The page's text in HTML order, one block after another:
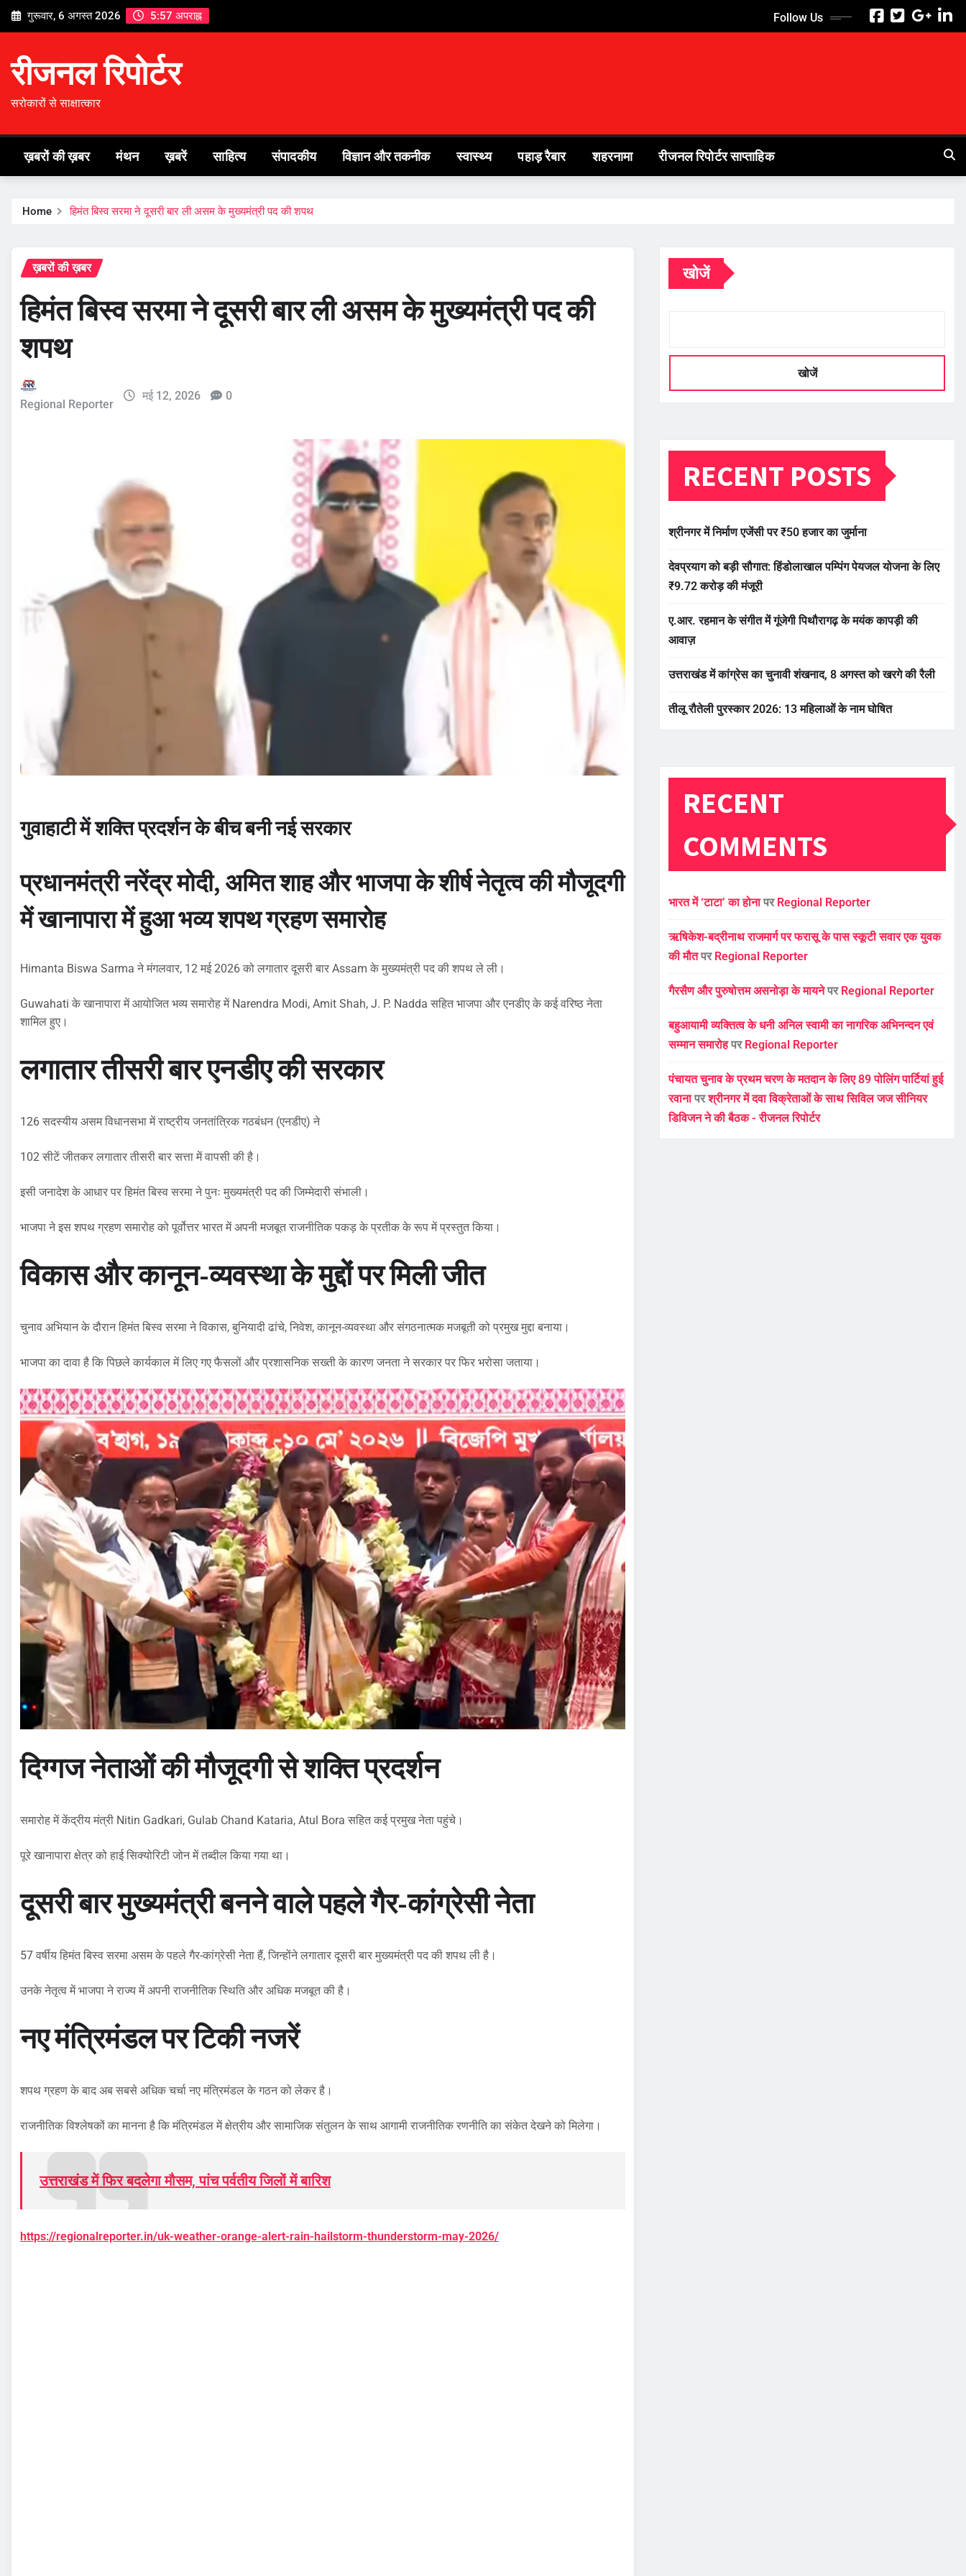
Skip
गुरूवार, 6 अगस्त 2026 5:57 अपराह्न Follow Us
रीजनल रिपोर्टर
सरोकारों से साक्षात्कार
ख़बरों की ख़बर मंथन ख़बरें साहित्य संपादकीय विज्ञान और तकनीक स्वास्थ्य पहाड़ रैबार शहरनामा रीजनल रिपोर्टर साप्ताहिक
Home हिमंत बिस्व सरमा ने दूसरी बार ली असम के मुख्यमंत्री पद की शपथ
ख़बरों की ख़बर
हिमंत बिस्व सरमा ने दूसरी बार ली असम के मुख्यमंत्री पद की
शपथ
Regional Reporter
मई 12, 2026 0
गुवाहाटी में शक्ति प्रदर्शन के बीच बनी नई सरकार
प्रधानमंत्री नरेंद्र मोदी, अमित शाह और भाजपा के शीर्ष नेतृत्व की मौजूदगी
में खानापारा में हुआ भव्य शपथ ग्रहण समारोह
Himanta Biswa Sarma ने मंगलवार, 12 मई 2026 को लगातार दूसरी बार Assam के मुख्यमंत्री पद की शपथ ले ली।
Guwahati के खानापारा में आयोजित भव्य समारोह में Narendra Modi, Amit Shah, J. P. Nadda सहित भाजपा और एनडीए के कई वरिष्ठ नेता
शामिल हुए।
लगातार तीसरी बार एनडीए की सरकार
126 सदस्यीय असम विधानसभा में राष्ट्रीय जनतांत्रिक गठबंधन (एनडीए) ने
102 सीटें जीतकर लगातार तीसरी बार सत्ता में वापसी की है।
इसी जनादेश के आधार पर हिमंत बिस्व सरमा ने पुनः मुख्यमंत्री पद की जिम्मेदारी संभाली।
भाजपा ने इस शपथ ग्रहण समारोह को पूर्वोत्तर भारत में अपनी मजबूत राजनीतिक पकड़ के प्रतीक के रूप में प्रस्तुत किया।
विकास और कानून-व्यवस्था के मुद्दों पर मिली जीत
चुनाव अभियान के दौरान हिमंत बिस्व सरमा ने विकास, बुनियादी ढांचे, निवेश, कानून-व्यवस्था और संगठनात्मक मजबूती को प्रमुख मुद्दा बनाया।
भाजपा का दावा है कि पिछले कार्यकाल में लिए गए फैसलों और प्रशासनिक सख्ती के कारण जनता ने सरकार पर फिर भरोसा जताया।
दिग्गज नेताओं की मौजूदगी से शक्ति प्रदर्शन
समारोह में केंद्रीय मंत्री Nitin Gadkari, Gulab Chand Kataria, Atul Bora सहित कई प्रमुख नेता पहुंचे।
पूरे खानापारा क्षेत्र को हाई सिक्योरिटी जोन में तब्दील किया गया था।
दूसरी बार मुख्यमंत्री बनने वाले पहले गैर-कांग्रेसी नेता
57 वर्षीय हिमंत बिस्व सरमा असम के पहले गैर-कांग्रेसी नेता हैं, जिन्होंने लगातार दूसरी बार मुख्यमंत्री पद की शपथ ली है।
उनके नेतृत्व में भाजपा ने राज्य में अपनी राजनीतिक स्थिति और अधिक मजबूत की है।
नए मंत्रिमंडल पर टिकी नजरें
शपथ ग्रहण के बाद अब सबसे अधिक चर्चा नए मंत्रिमंडल के गठन को लेकर है।
राजनीतिक विश्लेषकों का मानना है कि मंत्रिमंडल में क्षेत्रीय और सामाजिक संतुलन के साथ आगामी राजनीतिक रणनीति का संकेत देखने को मिलेगा।
उत्तराखंड में फिर बदलेगा मौसम, पांच पर्वतीय जिलों में बारिश
https://regionalreporter.in/uk-weather-orange-alert-rain-hailstorm-thunderstorm-may-2026/
खोजें
खोजें
RECENT POSTS
श्रीनगर में निर्माण एजेंसी पर ₹50 हजार का जुर्माना
देवप्रयाग को बड़ी सौगात: हिंडोलाखाल पम्पिंग पेयजल योजना के लिए
₹9.72 करोड़ की मंजूरी
ए.आर. रहमान के संगीत में गूंजेगी पिथौरागढ़ के मयंक कापड़ी की
आवाज़
उत्तराखंड में कांग्रेस का चुनावी शंखनाद, 8 अगस्त को खरगे की रैली
तीलू रौतेली पुरस्कार 2026: 13 महिलाओं के नाम घोषित
RECENT
COMMENTS
भारत में ‘टाटा’ का होनापर Regional Reporter
ऋषिकेश-बद्रीनाथ राजमार्ग पर फरासू के पास स्कूटी सवार एक युवक
की मौतपर Regional Reporter
गैरसैण और पुरुषोत्तम असनोड़ा के मायनेपर Regional Reporter
बहुआयामी व्यक्तित्व के धनी अनिल स्वामी का नागरिक अभिनन्दन एवं
सम्मान समारोहपर Regional Reporter
पंचायत चुनाव के प्रथम चरण के मतदान के लिए 89 पोलिंग पार्टियां हुई
रवानापरश्रीनगर में दवा विक्रेताओं के साथ सिविल जज सीनियर
डिविजन ने की बैठक - रीजनल रिपोर्टर